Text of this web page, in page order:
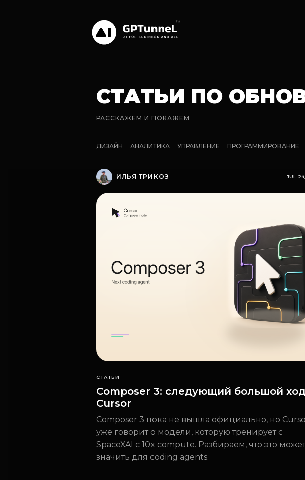
СТАТЬИ ПО
РАССКАЖЕМ И ПОКАЖЕМ
ДИЗАЙН АНАЛИТИКА УПРАВЛЕНИЕ ПРОГРАММИРОВАНИЕ
ИЛЬЯ ТРИКОЗ JUL
СТАТЬИ
Composer 3: следующий большой ход
Cursor
Composer 3 пока не вышла официально, но
уже говорит о модели, которую тренирует с
SpaceXAI с 10x compute. Разбираем, что это
значить для coding agents.